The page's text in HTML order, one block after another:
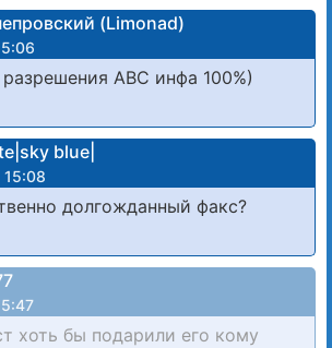
(Limonad)
АВС инфа 100%)
blue|
15:08
долгожданный факс?
хоть бы подарили его кому